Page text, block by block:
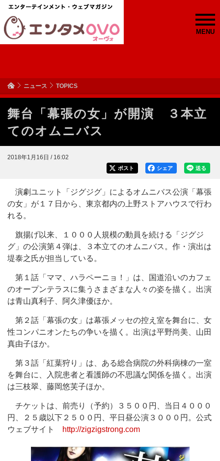
MENU
ニュース TOPICS
舞台「幕張の女」が開演 ３本立
てのオムニバス
2018年1月16日 / 16:02
送る
シェア
ポスト
演劇ユニット「ジグジグ」によるオムニバス公演「幕張
の女」が１７日から、東京都内の上野ストアハウスで行わ
れる。
旗揚げ以来、１０００人規模の動員を続ける「ジグジ
グ」の公演第４弾は、３本立てのオムニバス。作・演出は
堤泰之氏が担当している。
第１話「ママ、ハラペーニョ！」は、国道沿いのカフェ
のオープンテラスに集うさまざまな人々の姿を描く。出演
は青山真利子、阿久津優ほか。
第２話「幕張の女」は幕張メッセの控え室を舞台に、女
性コンパニオンたちの争いを描く。出演は平野尚美、山田
真由子ほか。
第３話「紅葉狩り」は、ある総合病院の外科病棟の一室
を舞台に、入院患者と看護師の不思議な関係を描く。出演
は三枝翠、藤岡悠芙子ほか。
チケットは、前売り（予約）３５００円、当日４０００
円、２５歳以下２５００円、平日昼公演３０００円。公式
ウェブサイト
http://zigzigstrong.com